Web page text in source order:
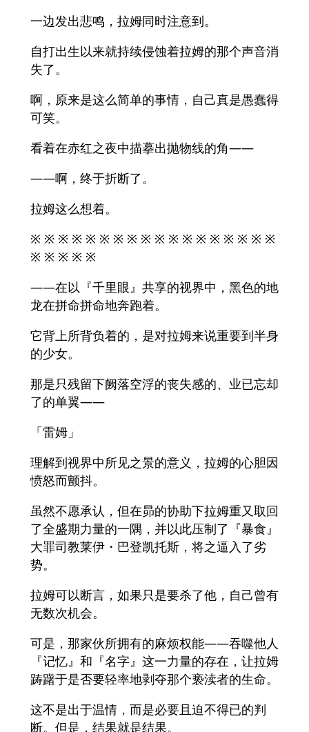
一边发出悲鸣，拉姆同时注意到。
自打出生以来就持续侵蚀着拉姆的那个声音消
失了。
啊，原来是这么简单的事情，自己真是愚蠢得
可笑。
看着在赤红之夜中描摹出抛物线的角——
——啊，终于折断了。
拉姆这么想着。
※ ※ ※ ※ ※ ※ ※ ※ ※ ※ ※ ※ ※ ※ ※ ※ ※ ※
※ ※ ※ ※ ※
——在以『千里眼』共享的视界中，黑色的地
龙在拼命拼命地奔跑着。
它背上所背负着的，是对拉姆来说重要到半身
的少女。
那是只残留下阙落空浮的丧失感的、业已忘却
了的单翼——
「雷姆」
理解到视界中所见之景的意义，拉姆的心胆因
愤怒而颤抖。
虽然不愿承认，但在昴的协助下拉姆重又取回
了全盛期力量的一隅，并以此压制了『暴食』
大罪司教莱伊・巴登凯托斯，将之逼入了劣
势。
拉姆可以断言，如果只是要杀了他，自己曾有
无数次机会。
可是，那家伙所拥有的麻烦权能——吞噬他人
『记忆』和『名字』这一力量的存在，让拉姆
踌躇于是否要轻率地剥夺那个亵渎者的生命。
这不是出于温情，而是必要且迫不得已的判
断。但是，结果就是结果。